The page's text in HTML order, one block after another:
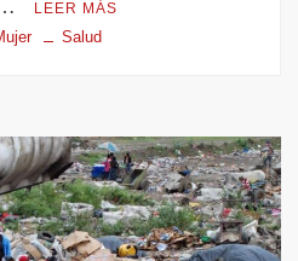
LEER MÁS
Salud